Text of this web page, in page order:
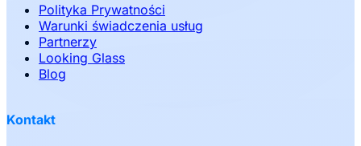
Polityka Prywatności
Warunki świadczenia usług
Partnerzy
Looking Glass
Blog
Kontakt